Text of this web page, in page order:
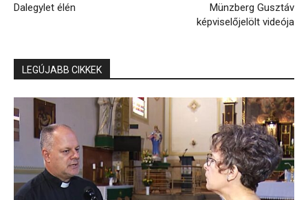
Dalegylet élén
Münzberg Gusztáv
képviselőjelölt videója
LEGÚJABB CIKKEK